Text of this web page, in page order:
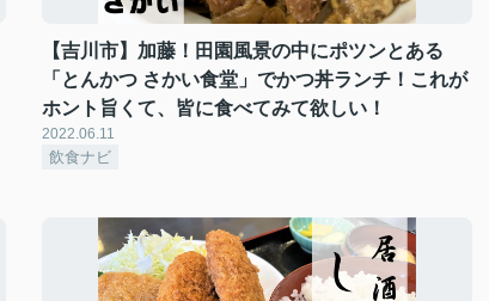
【吉川市】加藤！田園風景の中にポツンとある
「とんかつ さかい食堂」でかつ丼ランチ！これが
ホント旨くて、皆に食べてみて欲しい！
2022.06.11
飲食ナビ